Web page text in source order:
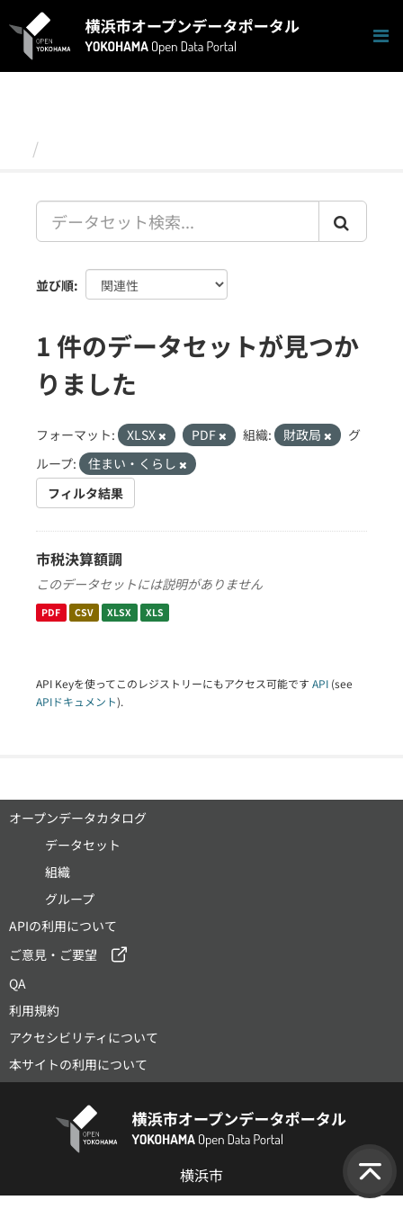
キ
並び順
1 件のデータセットが見つか
りました
フォーマット: XLSX PDF 組織: 財政局
グ
ループ:
住まい・くらし
フィルタ結果
市税決算額調
このデータセットには説明がありません
PDF CSV XLSX XLS
API Keyを使ってこのレジストリーにもアクセス可能です API (see
APIドキュメント).
オープンデータカタログ
データセット
組織
グループ
APIの利用について
ご意見・ご要望
QA
利用規約
アクセシビリティについて
本サイトの利用について
横浜市